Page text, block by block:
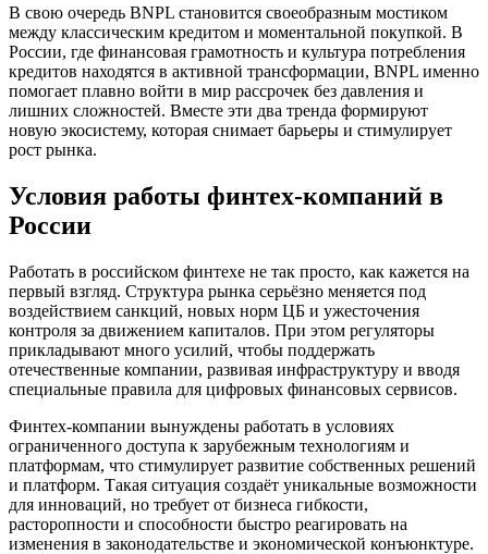
В свою очередь BNPL становится своеобразным мостиком
между классическим кредитом и моментальной покупкой. В
России, где финансовая грамотность и культура потребления
кредитов находятся в активной трансформации, BNPL именно
помогает плавно войти в мир рассрочек без давления и
лишних сложностей. Вместе эти два тренда формируют
новую экосистему, которая снимает барьеры и стимулирует
рост рынка.
Условия работы финтех-компаний в
России
Работать в российском финтехе не так просто, как кажется на
первый взгляд. Структура рынка серьёзно меняется под
воздействием санкций, новых норм ЦБ и ужесточения
контроля за движением капиталов. При этом регуляторы
прикладывают много усилий, чтобы поддержать
отечественные компании, развивая инфраструктуру и вводя
специальные правила для цифровых финансовых сервисов.
Финтех-компании вынуждены работать в условиях
ограниченного доступа к зарубежным технологиям и
платформам, что стимулирует развитие собственных решений
и платформ. Такая ситуация создаёт уникальные возможности
для инноваций, но требует от бизнеса гибкости,
расторопности и способности быстро реагировать на
изменения в законодательстве и экономической конъюнктуре.